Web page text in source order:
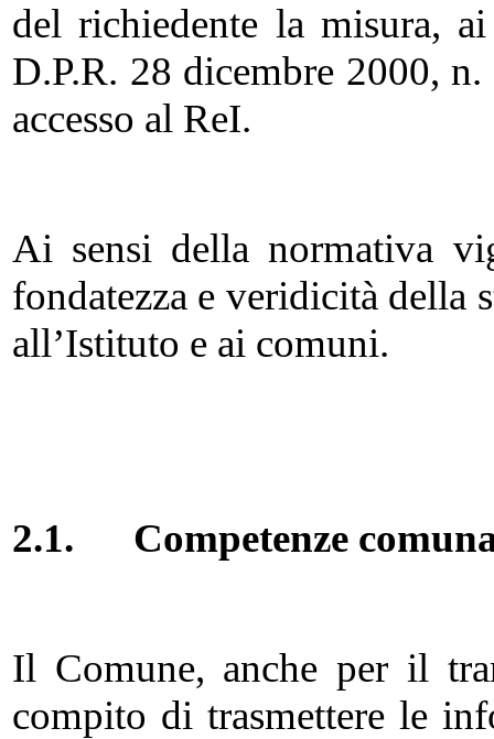
del richiedente la misura,
D.P.R. 28 dicembre 2000,
accesso al ReI.
Ai sensi della normativa
fondatezza e veridicità della
all’Istituto e ai comuni.
2.1. Competenze
Il Comune, anche per il
compito di trasmettere le